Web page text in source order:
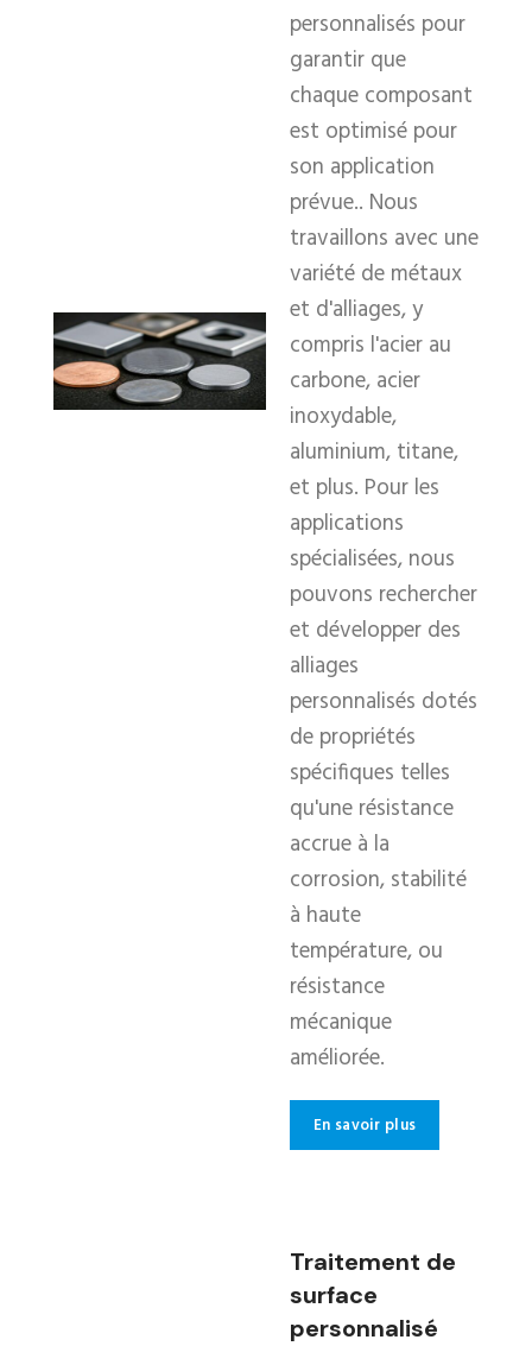
personnalisés pour
garantir que
chaque composant
est optimisé pour
son application
prévue.. Nous
travaillons avec une
variété de métaux
et d'alliages, y
compris l'acier au
carbone, acier
inoxydable,
aluminium, titane,
et plus. Pour les
applications
spécialisées, nous
pouvons rechercher
et développer des
alliages
personnalisés dotés
de propriétés
spécifiques telles
qu'une résistance
accrue à la
corrosion, stabilité
à haute
température, ou
résistance
mécanique
améliorée.
En savoir plus
Traitement de
surface
personnalisé